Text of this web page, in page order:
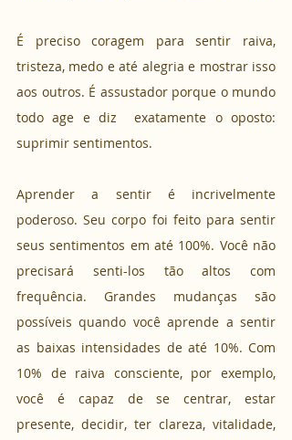
É preciso coragem para sentir raiva,
tristeza, medo e até alegria e mostrar isso
aos outros. É assustador porque o mundo
todo age e diz  exatamente o oposto:
suprimir sentimentos.
Aprender a sentir é incrivelmente
poderoso. Seu corpo foi feito para sentir
seus sentimentos em até 100%. Você não
precisará senti-los tão altos com
frequência. Grandes mudanças são
possíveis quando você aprende a sentir
as baixas intensidades de até 10%. Com
10% de raiva consciente, por exemplo,
você é capaz de se centrar, estar
presente, decidir, ter clareza, vitalidade,